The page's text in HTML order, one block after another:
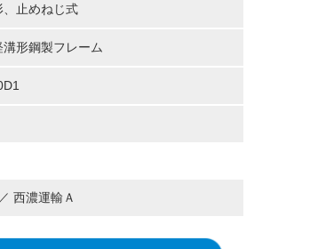
止めねじ式
形鋼製フレーム
西濃運輸Ａ